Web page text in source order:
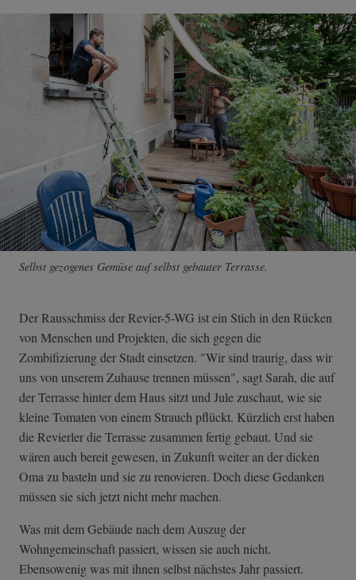
Selbst gezogenes Gemüse auf selbst gebauter Terrasse.
Der Rausschmiss der Revier-5-WG ist ein Stich in den Rücken
von Menschen und Projekten, die sich gegen die
Zombifizierung der Stadt einsetzen. "Wir sind traurig, dass wir
uns von unserem Zuhause trennen müssen", sagt Sarah, die auf
der Terrasse hinter dem Haus sitzt und Jule zuschaut, wie sie
kleine Tomaten von einem Strauch pflückt. Kürzlich erst haben
die Revierler die Terrasse zusammen fertig gebaut. Und sie
wären auch bereit gewesen, in Zukunft weiter an der dicken
Oma zu basteln und sie zu renovieren. Doch diese Gedanken
müssen sie sich jetzt nicht mehr machen.
Was mit dem Gebäude nach dem Auszug der
Wohngemeinschaft passiert, wissen sie auch nicht.
Ebensowenig was mit ihnen selbst nächstes Jahr passiert.